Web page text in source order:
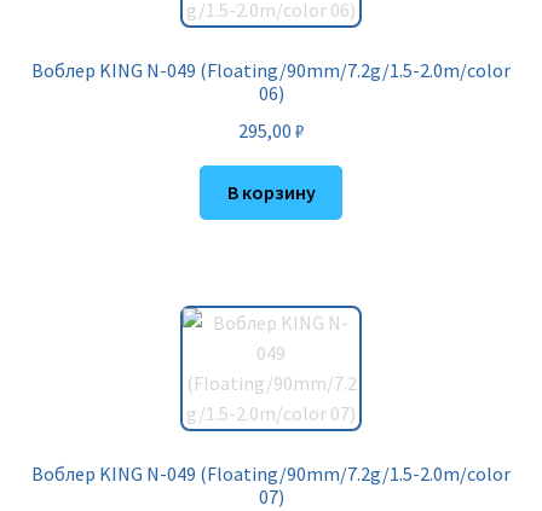
Воблер KING N-049 (Floating/90mm/7.2g/1.5-2.0m/color
06)
295,00 ₽
В корзину
Воблер KING N-049 (Floating/90mm/7.2g/1.5-2.0m/color
07)